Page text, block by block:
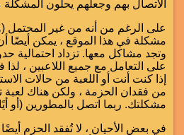
الاتصال بهم وجعلهم يحلون
على الرغم من أنه من غير المحتمل
مشكلة في هذا الموقع ، يمكن أيضًا
وتجد مشاكل معها. تزداد احتمالية
على التعامل مع جميع اللاعبين ،
إذا كنت أنت أو اللعبة من حالات
من فقدان الحزمة ، ولكن هناك
مشكلتك. ربما اتصل بالمطورين (أو
في بعض الأحيان ، لا تُفقد الحزم